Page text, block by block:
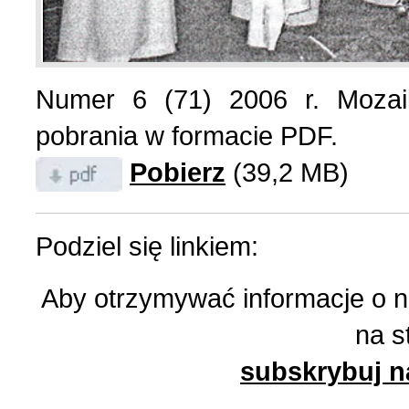
List do redakcji (7)
Literatura (2)
Losy Polaków
Losy rodzin polskich (3)
Mozaika na wsi (1)
Mozaika w PDF (47)
1 (156) 2024 r. (5)
4 (155) 2023 r. (1)
3 (154) 2023 r. (1)
2 (153) 2023 r. (1)
1 (152) 2023 r. (9)
4 (151) 2022 r. (2)
Numer 6 (71) 2006 r.
pobrania w formacie PDF.
Pobierz (39,2 MB)
Podziel się linkiem:
Aby otrzymywać informacje o
na
subskrybuj